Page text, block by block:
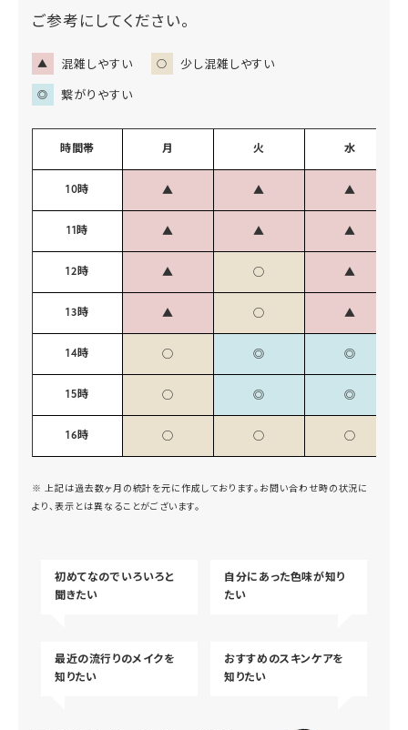
ご参考にしてください。
▲ 混雑しやすい ○ 少し混雑しやすい
◎ 繋がりやすい
時間帯
10時
11時
12時
13時
14時
15時
16時
月
▲
▲
▲
▲
◯
◯
◯
火
▲
▲
◯
◯
◎
◎
◯
水
▲
▲
▲
▲
◎
◎
◯
※ 上記は過去数ヶ月の統計を元に作成しております。お問い合わせ時の状況に
より、表示とは異なることがございます。
初めてなのでいろいろと
聞きたい
自分にあった色味が知り
たい
最近の流行りのメイクを
知りたい
おすすめのスキンケアを
知りたい